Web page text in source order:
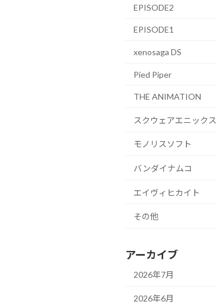
EPISODE2
EPISODE1
xenosaga DS
Pied Piper
THE ANIMATION
スクウェアエニックス
モノリスソフト
バンダイナムコ
エイヴィヒカイト
その他
アーカイブ
2026年7月
2026年6月